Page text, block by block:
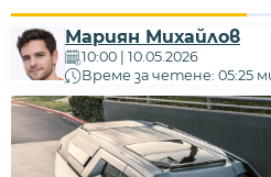
Мариян Михайлов
10:00 | 10.05.2026
Време за четене: 05:25